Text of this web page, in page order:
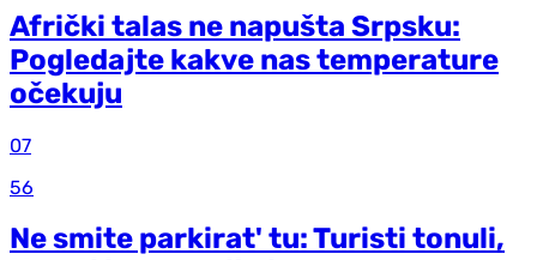
Afrički talas ne napušta Srpsku:
Pogledajte kakve nas temperature
očekuju
07
56
Ne smite parkirat' tu: Turisti tonuli,